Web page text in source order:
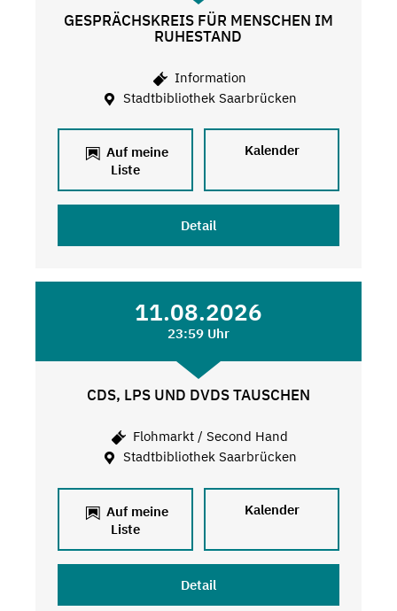
GESPRÄCHSKREIS FÜR MENSCHEN IM
RUHESTAND
Information
Stadtbibliothek Saarbrücken
Auf meine
Liste
Kalender
Detail
11.08.2026
23:59 Uhr
CDS, LPS UND DVDS TAUSCHEN
Flohmarkt / Second Hand
Stadtbibliothek Saarbrücken
Auf meine
Liste
Kalender
Detail